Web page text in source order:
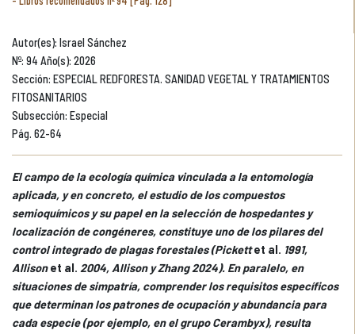
Autor(es): Israel Sánchez
Nº: 94 Año(s): 2026
Sección: ESPECIAL REDFORESTA. SANIDAD VEGETAL Y TRATAMIENTOS
FITOSANITARIOS
Subsección: Especial
Pág. 62-64
El campo de la ecología química vinculada a la entomología
aplicada, y en concreto, el estudio de los compuestos
semioquímicos y su papel en la selección de hospedantes y
localización de congéneres, constituye uno de los pilares del
control integrado de plagas forestales (Pickettet al. 1991,
Allisonet al. 2004, Allison y Zhang 2024). En paralelo, en
situaciones de simpatría, comprender los requisitos específicos
que determinan los patrones de ocupación y abundancia para
cada especie (por ejemplo, en el grupo Cerambyx), resulta